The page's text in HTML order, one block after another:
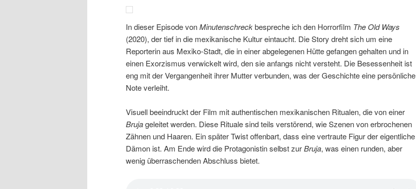
In dieser Episode vonMinutenschreckbespreche ich den Horrorfilm The Old Ways
(2020), der tief in die mexikanische Kultur eintaucht. Die Story dreht sich um eine
Reporterin aus Mexiko-Stadt, die in einer abgelegenen Hütte gefangen gehalten und in
einen Exorzismus verwickelt wird, den sie anfangs nicht versteht. Die Besessenheit ist
eng mit der Vergangenheit ihrer Mutter verbunden, was der Geschichte eine persönliche
Note verleiht.
Visuell beeindruckt der Film mit authentischen mexikanischen Ritualen, die von einer
Brujageleitet werden. Diese Rituale sind teils verstörend, wie Szenen von erbrochenen
Zähnen und Haaren. Ein später Twist offenbart, dass eine vertraute Figur der eigentliche
Dämon ist. Am Ende wird die Protagonistin selbst zurBruja, was einen runden, aber
wenig überraschenden Abschluss bietet.